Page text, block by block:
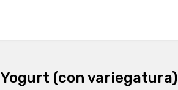
(con variegatura)